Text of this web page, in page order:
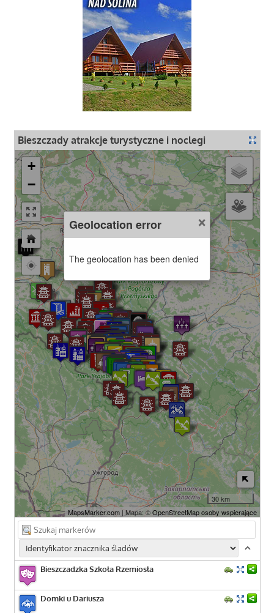
Bieszczady atrakcje turystyczne i noclegi
+
−
30 km
MapsMarker.com| Mapa: ©OpenStreetMap osoby wspierające
×
Geolocation error
The geolocation has been denied
Bieszczadzka Szkoła Rzemiosła
Domki u Dariusza